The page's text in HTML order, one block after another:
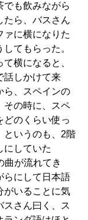
でも飲みながら
たら、バスさん
ァに横になりた
てもらった。
横になると、
話しかけて来
ら、スペインの
その時に、スペ
どのくらい使っ
というのも、2階
にしていた
曲が流れてき
らにして日本語
がいることに気
スさん曰く、ス